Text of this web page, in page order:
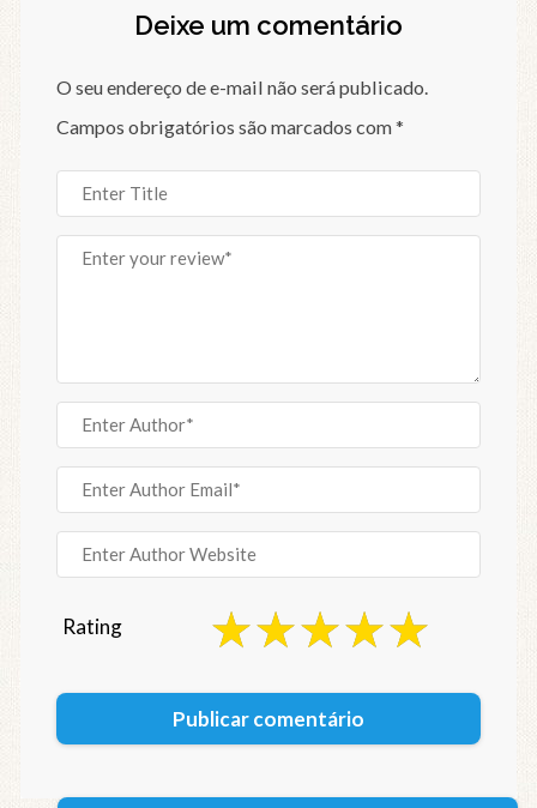
Deixe um comentário
O seu endereço de e-mail não será publicado.
Campos obrigatórios são marcados com*
Rating